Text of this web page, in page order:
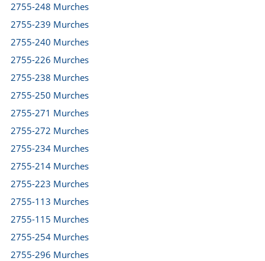
2755-248 Murches
2755-239 Murches
2755-240 Murches
2755-226 Murches
2755-238 Murches
2755-250 Murches
2755-271 Murches
2755-272 Murches
2755-234 Murches
2755-214 Murches
2755-223 Murches
2755-113 Murches
2755-115 Murches
2755-254 Murches
2755-296 Murches